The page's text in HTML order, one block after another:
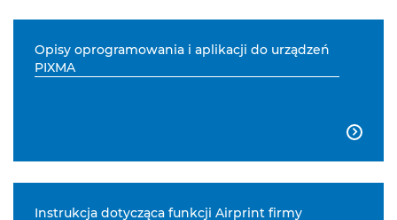
Opisy oprogramowania i aplikacji do urządzeń
PIXMA

Instrukcja dotycząca funkcji Airprint firmy